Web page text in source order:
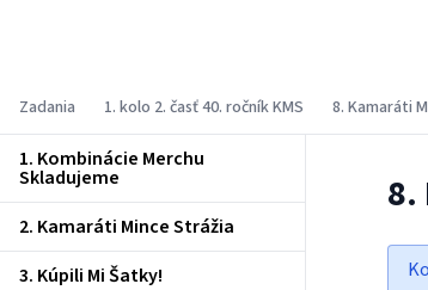
Zadania 1. kolo 2. časť 40. ročník KMS 8. Kamaráti
1. Kombinácie Merchu
Skladujeme
2. Kamaráti Mince Strážia
3. Kúpili Mi Šatky!